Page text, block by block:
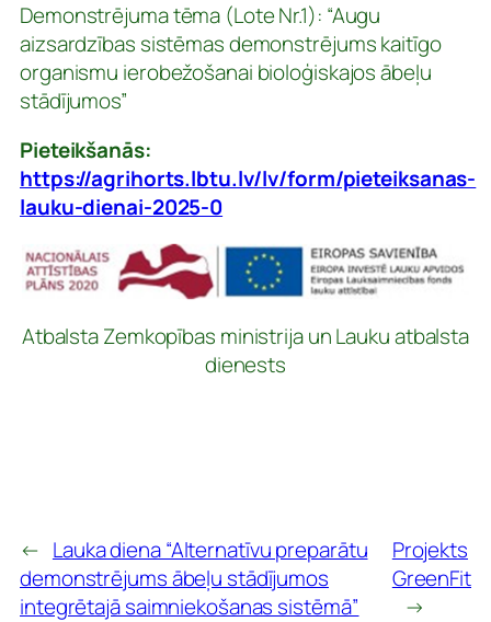
Demonstrējuma tēma (Lote Nr.1): “Augu
aizsardzības sistēmas demonstrējums kaitīgo
organismu ierobežošanai bioloģiskajos ābeļu
stādījumos”
Pieteikšanās:
https://agrihorts.lbtu.lv/lv/form/pieteiksanas-
lauku-dienai-2025-0
Atbalsta Zemkopības ministrija un Lauku atbalsta
dienests
← Lauka diena “Alternatīvu preparātu
demonstrējums ābeļu stādījumos
integrētajā saimniekošanas sistēmā”
Projekts
GreenFit
→